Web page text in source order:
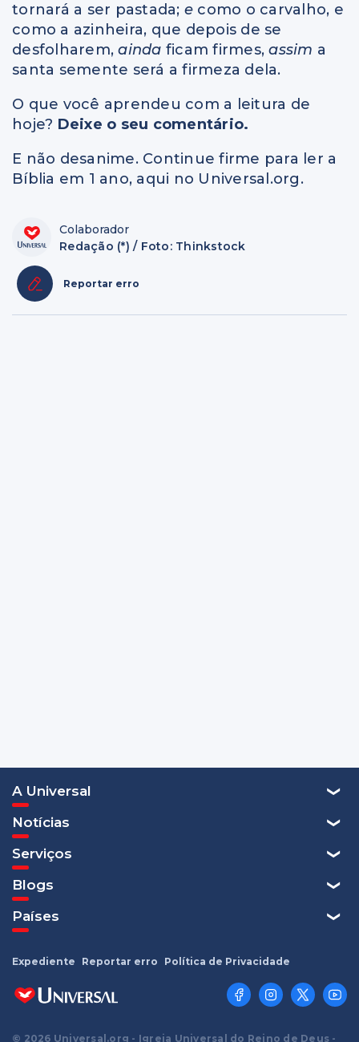
tornará a ser pastada; e como o carvalho, e
como a azinheira, que depois de se
desfolharem,ainda ficam firmes,assim a
santa semente será a firmeza dela.
O que você aprendeu com a leitura de
hoje? Deixe o seu comentário.
E não desanime. Continue firme para ler a
Bíblia em 1 ano, aqui no Universal.org.
Colaborador
Redação (*) / Foto: Thinkstock
Reportar erro
A Universal
Notícias
Serviços
Blogs
Países
© 2026 Universal.org - Igreja Universal do Reino de Deus -
Expediente Reportar erro Política de Privacidade